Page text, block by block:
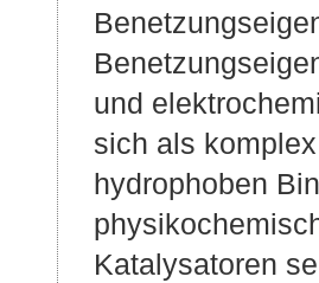
und
sich als
hydrophoben
Katalysatoren